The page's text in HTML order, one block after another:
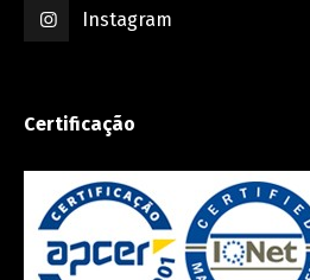
Instagram
Certificação